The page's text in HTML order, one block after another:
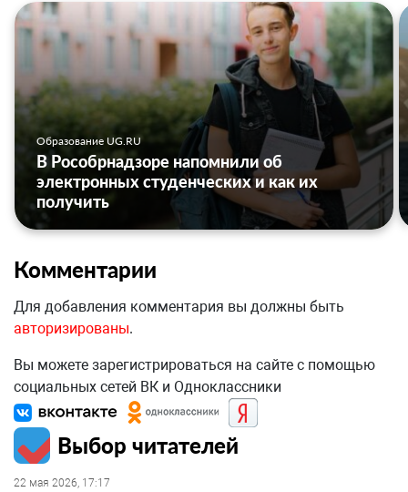
Образование UG.RU
В Рособрнадзоре напомнили об
электронных студенческих и как их
получить
Комментарии
Для добавления комментария вы должны быть
авторизированы.
Вы можете зарегистрироваться на сайте с помощью
социальных сетей ВК и Одноклассники
Выбор читателей
22 мая 2026, 17:17